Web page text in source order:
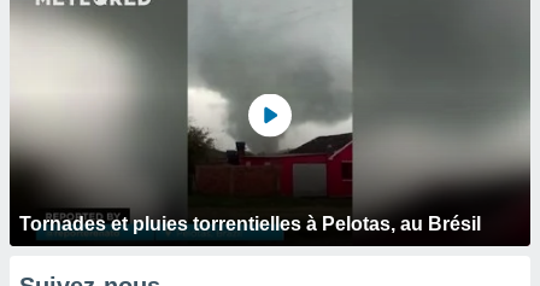
Tornades et pluies torrentielles à Pelotas, au Brésil